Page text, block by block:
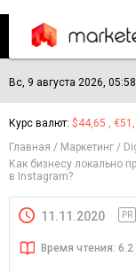
Вс, 9 августа 2026, 05:58
Курс валют: $44,65 ,
Главная
Маркетинг
Как бизнесу локально
в Instagram?
11.11.2020 PR
Время чтения: